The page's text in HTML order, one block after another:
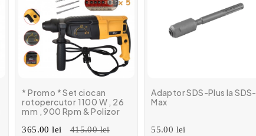
* Promo * Set ciocan
rotopercutor 1100 W , 26
mm , 900 Rpm & Polizor
variator , 11.000 Rpm
365.00 lei 415.00 lei
Adaptor SDS-Plus la SDS-
Max
55.00 lei